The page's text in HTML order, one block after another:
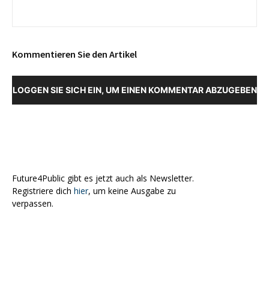
Kommentieren Sie den Artikel
LOGGEN SIE SICH EIN, UM EINEN KOMMENTAR ABZUGEBEN
Future4Public gibt es jetzt auch als Newsletter.
Registriere dich hier, um keine Ausgabe zu
verpassen.